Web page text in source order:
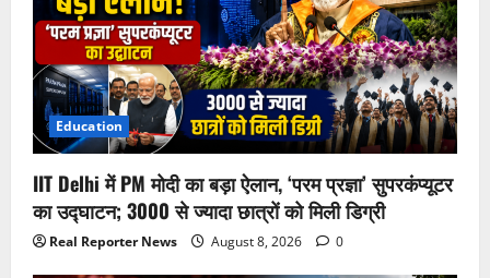
Education
IIT Delhi में PM मोदी का बड़ा ऐलान, ‘परम प्रज्ञा’ सुपरकंप्यूटर
का उद्घाटन; 3000 से ज्यादा छात्रों को मिली डिग्री
Real Reporter News August 8, 2026 0